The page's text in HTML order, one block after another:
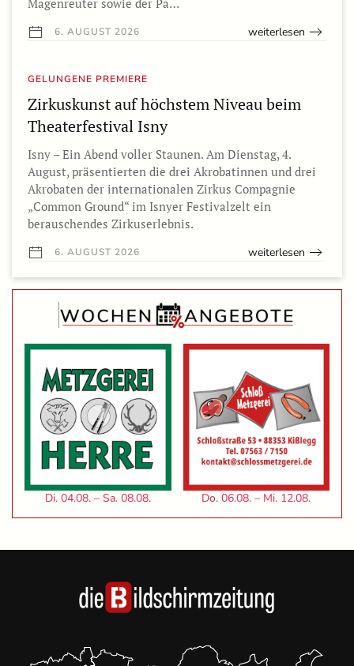
6. AUGUST 2026 weiterlesen
GELUNGENE PREMIERE
Zirkuskunst auf höchstem Niveau beim
Theaterfestival Isny
Isny – Ein Abend voller Staunen. Am Dienstag, 4.
August, präsentierten die drei Akrobatinnen und drei
Akrobaten der internationalen Zirkus Compagnie
„Common Ground“ im Isnyer Festivalzelt ein
berauschendes Zirkuserlebnis.
6. AUGUST 2026 weiterlesen
Di. 04.08. – Sa. 08.08. Do. 06.08. – Mi. 12.08.